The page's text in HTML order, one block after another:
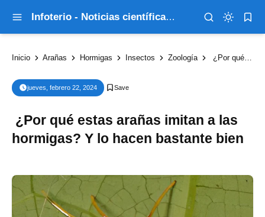
Infoterio - Noticias científicas que explican el mundo
Inicio Arañas Hormigas Insectos Zoología ¿Por qué estas arañas imitan a las hormigas? Y lo hacen bastante bien
jueves, febrero 22, 2024
¿Por qué estas arañas imitan a las
hormigas? Y lo hacen bastante bien